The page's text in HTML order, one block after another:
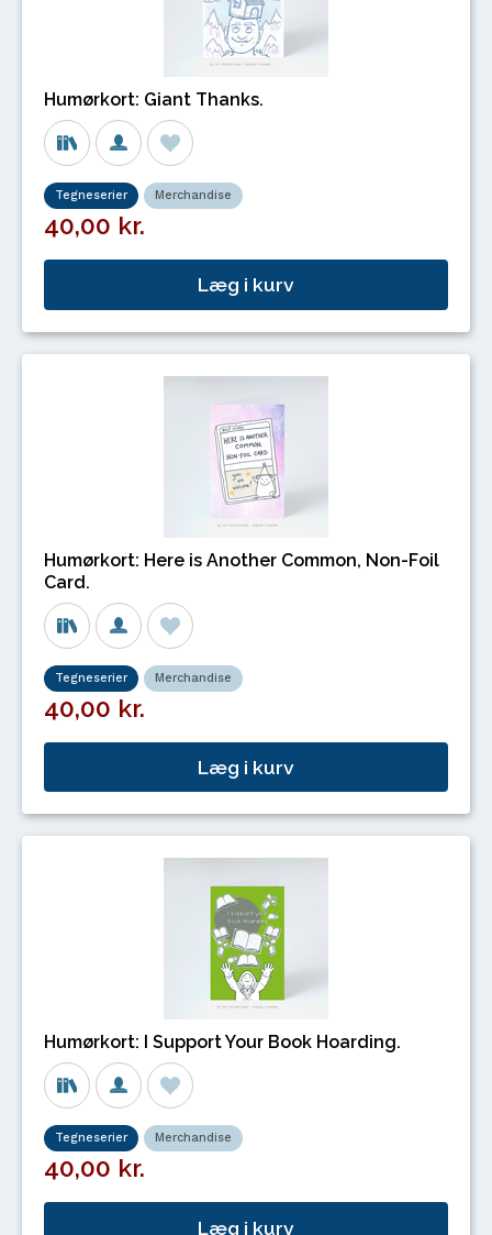
Humørkort: Giant Thanks.
Tegneserier Merchandise
40,00 kr.
Læg i kurv
Humørkort: Here is Another Common, Non-Foil
Card.
Tegneserier Merchandise
40,00 kr.
Læg i kurv
Humørkort: I Support Your Book Hoarding.
Tegneserier Merchandise
40,00 kr.
Læg i kurv